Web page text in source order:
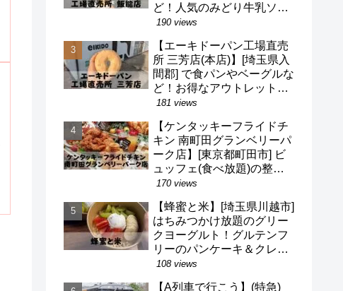
ど！人気のみどり牛乳ソフ
トクリームも！駐車場・営
190 views
【エーキドーパン工場直売
所 三芳店(本店)】[埼玉県入
間郡] で食パンやベーグルな
ど！お得なアウトレット品
も！駐車場・営業時間・定
181 views
【ケンタッキーフライドチ
キン 南町田グランベリーパ
ーク店】[東京都町田市] ビ
ュッフェ(食べ放題)の整理
券・混雑状況・待ち時間な
170 views
【蜂蜜と米】[埼玉県川越市]
はちみつかけ放題のグリー
クヨーグルト！グルテンフ
リーのパンケーキ＆クレー
プも！営業時間・定休日・
108 views
【A列車で行こう】(特急)